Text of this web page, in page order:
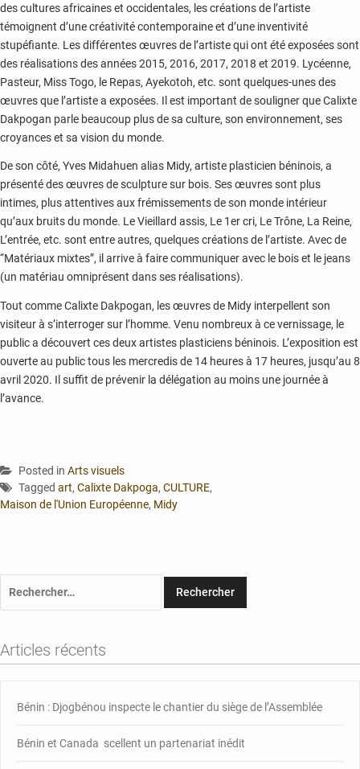
des cultures africaines et occidentales, les créations de l’artiste
témoignent d’une créativité contemporaine et d’une inventivité
stupéfiante. Les différentes œuvres de l’artiste qui ont été exposées sont
des réalisations des années 2015, 2016, 2017, 2018 et 2019. Lycéenne,
Pasteur, Miss Togo, le Repas, Ayekotoh, etc. sont quelques-unes des
œuvres que l’artiste a exposées. Il est important de souligner que Calixte
Dakpogan parle beaucoup plus de sa culture, son environnement, ses
croyances et sa vision du monde.
De son côté, Yves Midahuen alias Midy, artiste plasticien béninois, a
présenté des œuvres de sculpture sur bois. Ses œuvres sont plus
intimes, plus attentives aux frémissements de son monde intérieur
qu’aux bruits du monde. Le Vieillard assis, Le 1er cri, Le Trône, La Reine,
L’entrée, etc. sont entre autres, quelques créations de l’artiste. Avec de
“Matériaux mixtes”, il arrive à faire communiquer avec le bois et le jeans
(un matériau omniprésent dans ses réalisations).
Tout comme Calixte Dakpogan, les œuvres de Midy interpellent son
visiteur à s’interroger sur l’homme. Venu nombreux à ce vernissage, le
public a découvert ces deux artistes plasticiens béninois. L’exposition est
ouverte au public tous les mercredis de 14 heures à 17 heures, jusqu’au 8
avril 2020. Il suffit de prévenir la délégation au moins une journée à
l’avance.
Posted in Arts visuels
Tagged art, Calixte Dakpoga, CULTURE,
Maison de l'Union Européenne, Midy
Articles récents
Bénin : Djogbénou inspecte le chantier du siège de l’Assemblée
Bénin et Canada scellent un partenariat inédit